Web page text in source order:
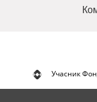
Учасник